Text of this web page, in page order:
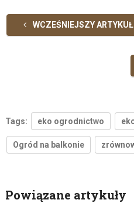
WCZEŚNIEJSZY ARTYKUŁ
Tags: eko ogrodnictwo
Ogród na balkonie
Powiązane artykuły